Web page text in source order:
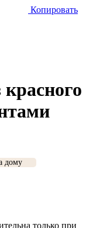
Копировать
дому
только при